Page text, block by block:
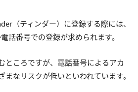
（ティンダー）に登録する際には、
話番号での登録が求められます。
ところですが、電話番号によるアカ
まなリスクが低いといわれています。